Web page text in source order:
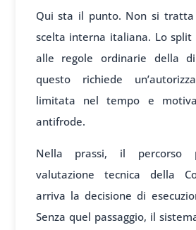
Qui sta il punto. Non si tratta
scelta interna italiana. Lo split
alle regole ordinarie della
questo richiede
limitata nel tempo e
antifrode.
Nella prassi, il percorso
valutazione tecnica della
arriva la decisione di
Senza quel passaggio, il